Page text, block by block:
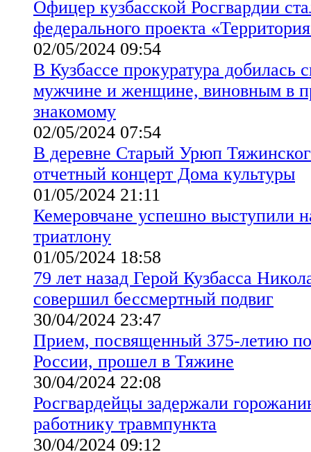
Офицер кузбасской Росгвардии
федерального проекта
02/05/2024 09:54
В Кузбассе прокуратура добилась
мужчине и женщине, виновным в
знакомому
02/05/2024 07:54
В деревне Старый Урюп
отчетный концерт Дома культуры
01/05/2024 21:11
Кемеровчане успешно выступили
триатлону
01/05/2024 18:58
79 лет назад Герой Кузбасса
совершил бессмертный подвиг
30/04/2024 23:47
Прием, посвященный 375-летию
России, прошел в Тяжине
30/04/2024 22:08
Росгвардейцы задержали
работнику травмпункта
30/04/2024 09:12